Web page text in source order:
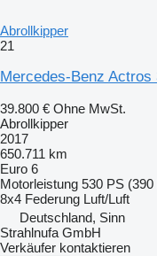
Abrollkipper
21
Mercedes-Benz Actros
39.800 € Ohne MwSt.
Abrollkipper
2017
650.711 km
Euro 6
Motorleistung 530 PS (390
8x4 Federung Luft/Luft
Deutschland, Sinn
Strahlnufa GmbH
Verkäufer kontaktieren